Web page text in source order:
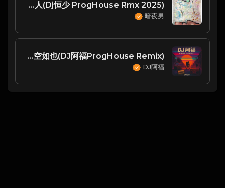
刘艾迪 - 今晚我是你的人(Dj恒少 ProgHouse Rmx 2025) -
暗夜男
胡66-空空如也(DJ阿福ProgHouse Remix)
DJ阿福